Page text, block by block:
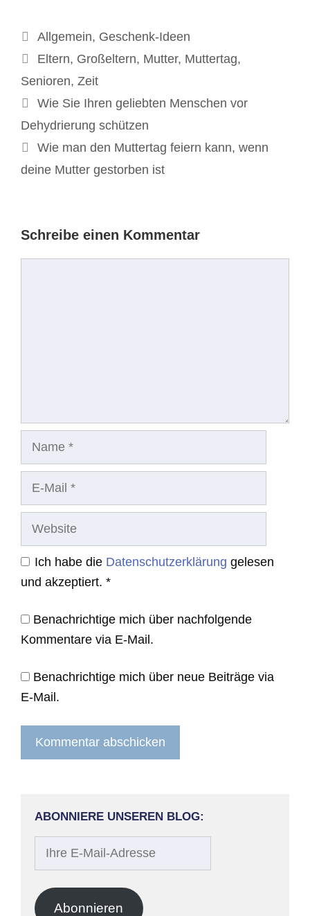
Kategorien
Allgemein, Geschenk-Ideen
Schlagwörter
Eltern, Großeltern, Mutter, Muttertag,
Senioren, Zeit
Beitrags-
Navigation
Wie Sie Ihren geliebten Menschen vor
Dehydrierung schützen
Wie man den Muttertag feiern kann, wenn
deine Mutter gestorben ist
Schreibe einen Kommentar
Ich habe die Datenschutzerklärung gelesen
und akzeptiert. *
Benachrichtige mich über nachfolgende
Kommentare via E-Mail.
Benachrichtige mich über neue Beiträge via
E-Mail.
ABONNIERE UNSEREN BLOG:
Adresse
Abonnieren